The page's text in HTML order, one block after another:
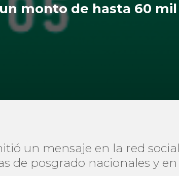
monto de hasta 60 mil
un mensaje en la red social
de posgrado nacionales y en